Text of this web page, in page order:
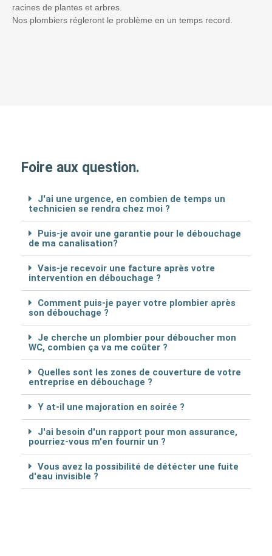
racines de plantes et arbres.
Nos plombiers régleront le problème en un temps record.
Foire aux question.
J'ai une urgence, en combien de temps un
technicien se rendra chez moi ?
Puis-je avoir une garantie pour le débouchage
de ma canalisation?
Vais-je recevoir une facture après votre
intervention en débouchage ?
Comment puis-je payer votre plombier après
son débouchage ?
Je cherche un plombier pour déboucher mon
WC, combien ça va me coûter ?
Quelles sont les zones de couverture de votre
entreprise en débouchage ?
Y at-il une majoration en soirée ?
J'ai besoin d'un rapport pour mon assurance,
pourriez-vous m'en fournir un ?
Vous avez la possibilité de détécter une fuite
d'eau invisible ?